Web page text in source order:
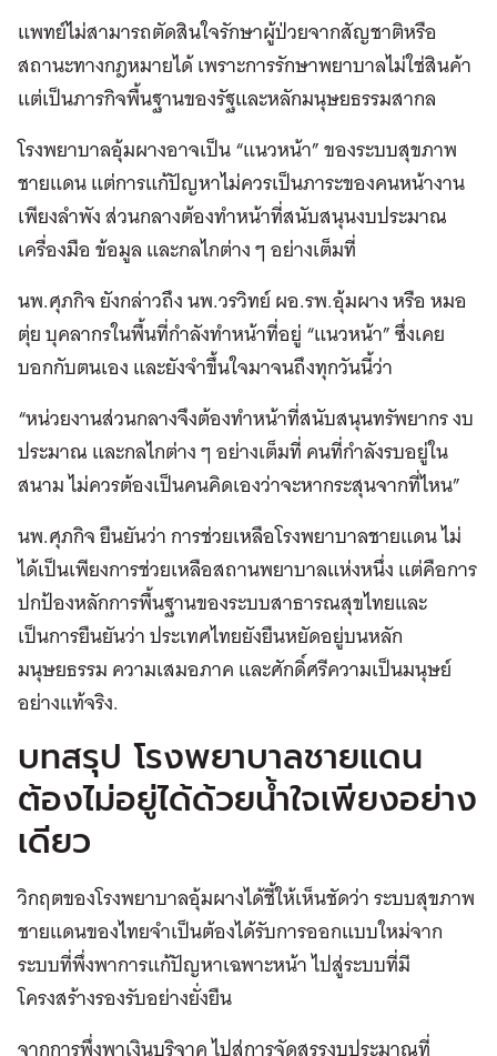
แพทย์ไม่สามารถตัดสินใจรักษาผู้ป่วยจากสัญชาติหรือ
สถานะทางกฎหมายได้ เพราะการรักษาพยาบาลไม่ใช่สินค้า
แต่เป็นภารกิจพื้นฐานของรัฐและหลักมนุษยธรรมสากล
โรงพยาบาลอุ้มผางอาจเป็น “แนวหน้า” ของระบบสุขภาพ
ชายแดน แต่การแก้ปัญหาไม่ควรเป็นภาระของคนหน้างาน
เพียงลำพัง ส่วนกลางต้องทำหน้าที่สนับสนุนงบประมาณ
เครื่องมือ ข้อมูล และกลไกต่าง ๆ อย่างเต็มที่
นพ.ศุภกิจ ยังกล่าวถึง นพ.วรวิทย์ ผอ.รพ.อุ้มผาง หรือ หมอ
ตุ่ย บุคลากรในพื้นที่กำลังทำหน้าที่อยู่ “แนวหน้า” ซึ่งเคย
บอกกับตนเอง และยังจำขึ้นใจมาจนถึงทุกวันนี้ว่า
“หน่วยงานส่วนกลางจึงต้องทำหน้าที่สนับสนุนทรัพยากร งบ
ประมาณ และกลไกต่าง ๆ อย่างเต็มที่ คนที่กำลังรบอยู่ใน
สนาม ไม่ควรต้องเป็นคนคิดเองว่าจะหากระสุนจากที่ไหน”
นพ.ศุภกิจ ยืนยันว่า การช่วยเหลือโรงพยาบาลชายแดน ไม่
ได้เป็นเพียงการช่วยเหลือสถานพยาบาลแห่งหนึ่ง แต่คือการ
ปกป้องหลักการพื้นฐานของระบบสาธารณสุขไทยและ
เป็นการยืนยันว่า ประเทศไทยยังยืนหยัดอยู่บนหลัก
มนุษยธรรม ความเสมอภาค และศักดิ์ศรีความเป็นมนุษย์
อย่างแท้จริง.
บทสรุป โรงพยาบาลชายแดน
ต้องไม่อยู่ได้ด้วยน้ำใจเพียงอย่าง
เดียว
วิกฤตของโรงพยาบาลอุ้มผางได้ชี้ให้เห็นชัดว่า ระบบสุขภาพ
ชายแดนของไทยจำเป็นต้องได้รับการออกแบบใหม่จาก
ระบบที่พึ่งพาการแก้ปัญหาเฉพาะหน้า ไปสู่ระบบที่มี
โครงสร้างรองรับอย่างยั่งยืน
จากการพึ่งพาเงินบริจาค ไปสู่การจัดสรรงบประมาณที่